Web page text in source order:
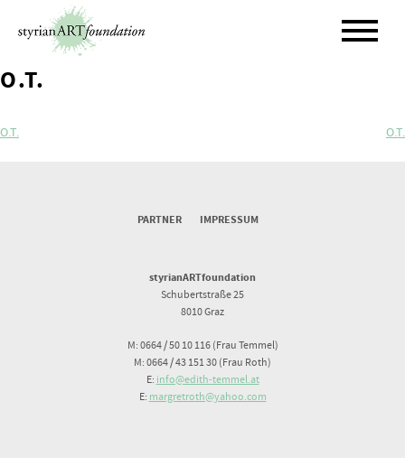
O.T.
Beitragsnavigation
O.T. O.T.
PARTNER IMPRESSUM
styrianARTfoundation
Schubertstraße 25
8010 Graz
M: 0664 / 50 10 116 (Frau Temmel)
M: 0664 / 43 151 30 (Frau Roth)
E: info@edith-temmel.at
E: margretroth@yahoo.com